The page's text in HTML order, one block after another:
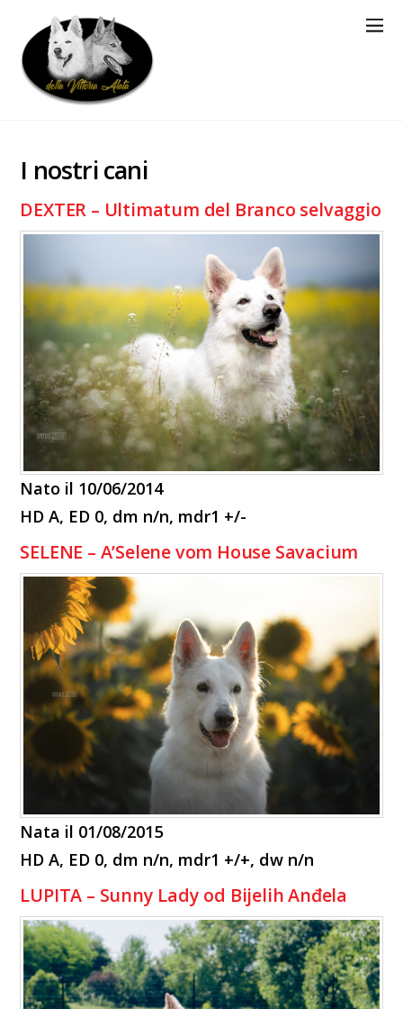
I nostri cani
DEXTER – Ultimatum del Branco selvaggio
Nato il 10/06/2014
HD A, ED 0, dm n/n, mdr1 +/-
SELENE – A’Selene vom House Savacium
Nata il 01/08/2015
HD A, ED 0, dm n/n, mdr1 +/+, dw n/n
LUPITA – Sunny Lady od Bijelih Anđela